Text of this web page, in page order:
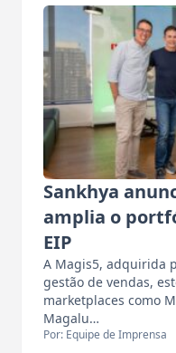
Sankhya
amplia o
EIP
A Magis5, adquirida
gestão de vendas,
marketplaces como
Magalu…
Por: Equipe de Imprensa